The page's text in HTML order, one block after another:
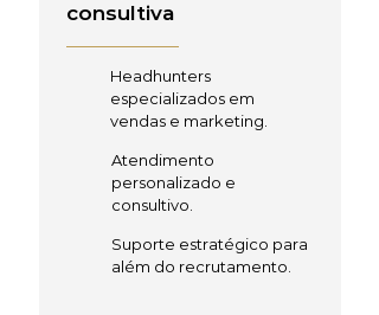
consultiva
Headhunters
especializados em
vendas e marketing.
Atendimento
personalizado e
consultivo.
Suporte estratégico para
além do recrutamento.